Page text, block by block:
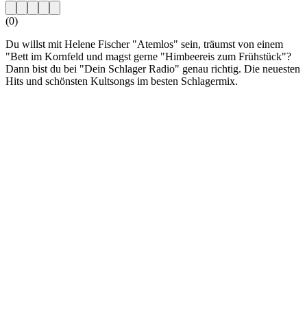
(0)
Du willst mit Helene Fischer "Atemlos" sein, träumst von einem
"Bett im Kornfeld und magst gerne "Himbeereis zum Frühstück"?
Dann bist du bei "Dein Schlager Radio" genau richtig. Die neuesten
Hits und schönsten Kultsongs im besten Schlagermix.